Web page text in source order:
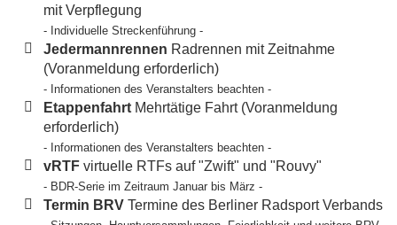
mit Verpflegung
- Individuelle Streckenführung -
Jedermannrennen Radrennen mit Zeitnahme
(Voranmeldung erforderlich)
- Informationen des Veranstalters beachten -
Etappenfahrt Mehrtätige Fahrt (Voranmeldung
erforderlich)
- Informationen des Veranstalters beachten -
vRTF virtuelle RTFs auf "Zwift" und "Rouvy"
- BDR-Serie im Zeitraum Januar bis März -
Termin BRV Termine des Berliner Radsport Verbands